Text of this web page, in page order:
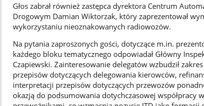
Głos zabrał również zastępca dyrektora Centrum
Drogowym Damian Wiktorzak, który zaprezentował
wykorzystaniu nieoznakowanych radiowozów.
Na pytania zaproszonych gości, dotyczące m.in.
każdego bloku tematycznego odpowiadał Główny
Czapiewski. Zainteresowanie delegatów wzbudził
przepisów dotyczących delegowania kierowców,
interpretacji przepisów dotyczących przewozów
okazją do podsumowania dotychczasowej współpracy